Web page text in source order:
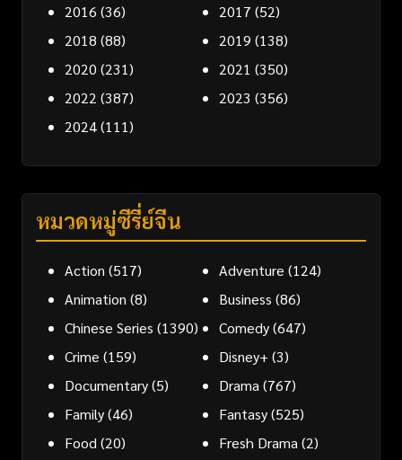
2016 (36) 2017 (52)
2018 (88) 2019 (138)
2020 (231) 2021 (350)
2022 (387) 2023 (356)
2024(111)
หมวดหมู่ซีรี่ย์จีน
Action (517) Adventure (124)
Animation (8) Business (86)
Chinese Series (1390) Comedy(647)
Crime (159) Disney+ (3)
Documentary(5) Drama (767)
Family(46) Fantasy(525)
Food (20) Fresh Drama (2)